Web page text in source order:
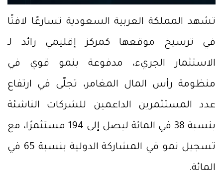
تشهد المملكة العربية السعودية تسارعًا لافتًا
في ترسيخ موقعها كمركز إقليمي رائد لـ
الاستثمار الجريء، مدفوعة بنمو قوي في
منظومة رأس المال المغامر، تجلّى في ارتفاع
عدد المستثمرين الداعمين للشركات الناشئة
بنسبة 38 في المائة ليصل إلى 194 مستثمرًا، مع
تسجيل نمو في المشاركة الدولية بنسبة 65 في
المائة.